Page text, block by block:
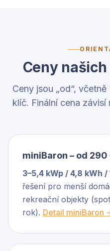
Ceny
Ceny jsou „od“,
klíč. Finální cena
miniBaron – od
3–5,4 kWp / 4,8 kWh /
řešení pro menší
rekreační objekty
rok). Detail miniBaron